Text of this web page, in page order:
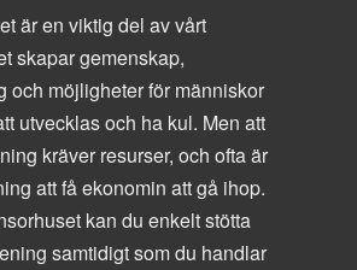
är en viktig del av vårt
skapar gemenskap,
och möjligheter för människor
utvecklas och ha kul. Men att
kräver resurser, och ofta är
att få ekonomin att gå ihop.
kan du enkelt stötta
samtidigt som du handlar